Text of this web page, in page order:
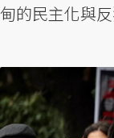
甸的民主化與